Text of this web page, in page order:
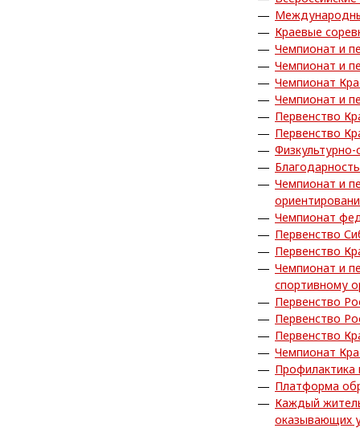
Краевые
Чемпионат и
Чемпионат и
Чемпионат
Чемпионат и
Первенство
Первенство
Благодарность
Чемпионат и
Чемпионат
Первенство
Первенство
Чемпионат и
спортивному
Первенство
Первенство
Первенство
Чемпионат
Платформа
Каждый
оказывающих